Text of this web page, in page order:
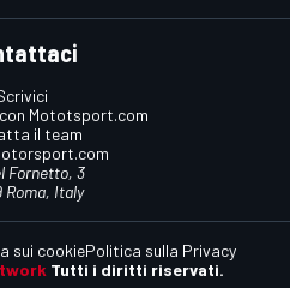
Mototsport.com
il team
Fornetto, 3
Roma, Italy
Tutti i diritti riservati.
sui cookiePolitica sulla Privacy